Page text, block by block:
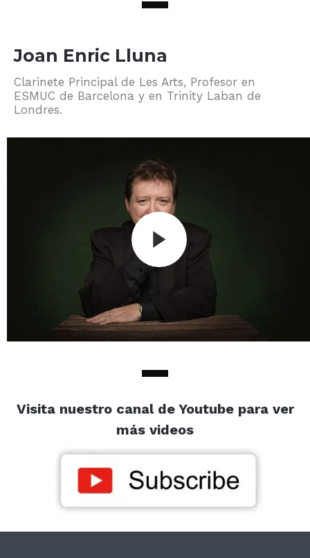
Joan Enric Lluna
Clarinete Principal de Les Arts, Profesor en
ESMUC de Barcelona y en Trinity Laban de
Londres.
Visita nuestro canal de Youtube para ver
más videos